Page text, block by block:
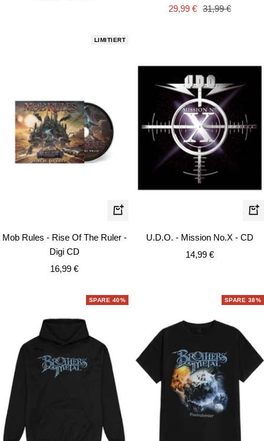
Angebotspreis
29,99 € Regulärer
31,99 €
LIMITIERT
In
Mob Rules - Rise Of The Ruler -
Digi CD
Angebotspreis
16,99 €
In
U.D.O. - Mission No.X - CD
Angebotspreis
14,99 €
SPARE 40% SPARE 38%